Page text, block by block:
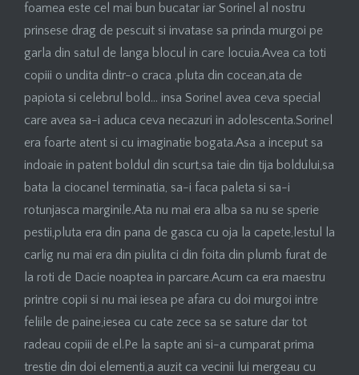
foamea este cel mai bun bucatar iar Sorinel al nostru
prinsese drag de pescuit si invatase sa prinda murgoi pe
garla din satul de langa blocul in care locuia.Avea ca toti
copiii o undita dintr-o craca ,pluta din cocean,ata de
papiota si celebrul bold… insa Sorinel avea ceva special
care avea sa-i aduca ceva necazuri in adolescenta.Sorinel
era foarte atent si cu imaginatie bogata.Asa a inceput sa
indoaie in patent boldul din scurt,sa taie din tija boldului,sa
bata la ciocanel terminatia, sa-i faca paleta si sa-i
rotunjasca marginile.Ata nu mai era alba sa nu se sperie
pestii,pluta era din pana de gasca cu oja la capete,lestul la
carlig nu mai era din piulita ci din foita din plumb furat de
la roti de Dacie noaptea in parcare.Acum ca era maestru
printre copii si nu mai iesea pe afara cu doi murgoi intre
feliile de paine,iesea cu cate zece sa se sature dar tot
radeau copiii de el.Pe la sapte ani si-a cumparat prima
trestie din doi elementi,a auzit ca vecinii lui mergeau cu